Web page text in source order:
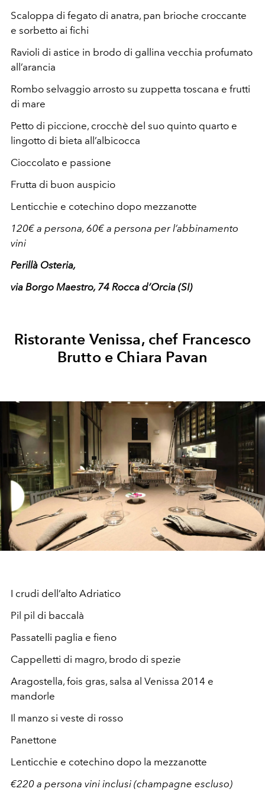
Scaloppa di fegato di anatra, pan brioche croccante
e sorbetto ai fichi
Ravioli di astice in brodo di gallina vecchia profumato
all’arancia
Rombo selvaggio arrosto su zuppetta toscana e frutti
di mare
Petto di piccione, crocchè del suo quinto quarto e
lingotto di bieta all’albicocca
Cioccolato e passione
Frutta di buon auspicio
Lenticchie e cotechino dopo mezzanotte
120€ a persona, 60€ a persona per l’abbinamento
vini
Perillà Osteria,
via Borgo Maestro, 74 Rocca d’Orcia (SI)
Ristorante Venissa, chef Francesco
Brutto e Chiara Pavan
I crudi dell’alto Adriatico
Pil pil di baccalà
Passatelli paglia e fieno
Cappelletti di magro, brodo di spezie
Aragostella, fois gras, salsa al Venissa 2014 e
mandorle
Il manzo si veste di rosso
Panettone
Lenticchie e cotechino dopo la mezzanotte
€220 a persona vini inclusi (champagne escluso)